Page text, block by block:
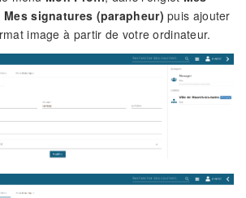
Mes signatures (parapheur) puis ajouter
image à partir de votre ordinateur.